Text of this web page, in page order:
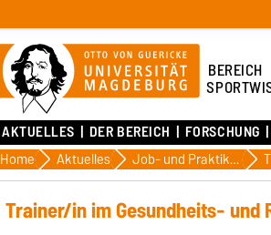
BEREICH
AKTUELLES DER BEREICH FORSCHUNG
Home Aktuelles Job- und Praktikaausschreibungen
Trainer/in im Gesundheits- und